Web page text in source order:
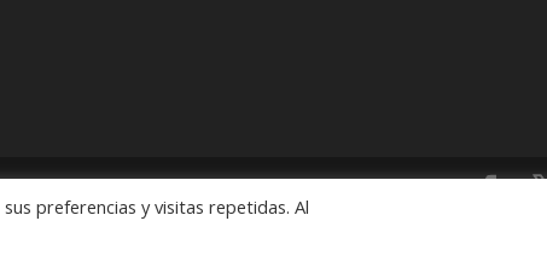
1186 Rubens # 3, Esquina Revolución, Colonia Mixcoac, C.P.
preferencias y visitas repetidas. Al